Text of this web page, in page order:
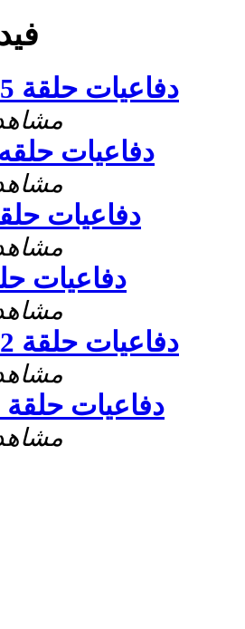
دفاعيات حلقة 15 ديسمبر
31917
دفاعيات حلقه 2 نوفمبر
25462
دفاعيات حلقة 12
42060
دفاعيات حلقة 5
41478
دفاعيات حلقة 22 ديسمبر
41990
دفاعيات حلقة 8 ديسمبر
31591